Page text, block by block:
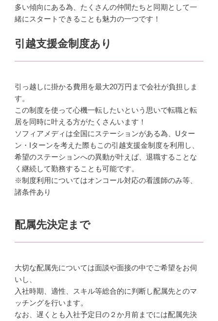
多い傾向にある為、たくさんの仲間たちと同期として一
緒にスタートできることも魅力の一つです！
引越支援金制度あり
引っ越しに掛かる費用を最大20万円まで会社が負担しま
す。
この制度を使って心機一転したいという思いで転職と転
居を同時に叶える方がたくさんいます！
ソフィアメディは全国にステーションがある為、Uター
ン・Iターンを考えた際もこの引越支援金制度を利用し、
希望のステーションへの異動が叶えば、退職することな
く継続して勤務することも可能です。
※制度利用についてはオンコール対応の看護師のみ等、
諸条件あり
配属先決定まで
大切な配属先については面談や面接の中でご希望をお伺
いし、
入社時期、適性、スキル等総合的に判断し配属先とのマ
ッチングを行います。
なお、遅くとも入社予定日の２か月前までには配属先決